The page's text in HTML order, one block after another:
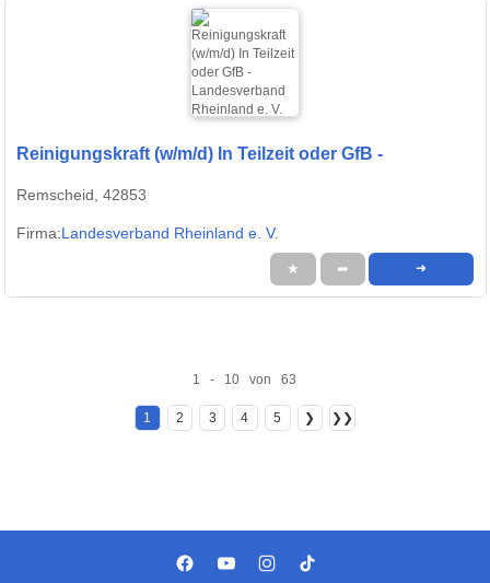
Reinigungskraft (w/m/d) In Teilzeit oder GfB -
Remscheid, 42853
Firma:Landesverband Rheinland e. V.
★ ➦ ➜
1 - 10 von 63
1 2 3 4 5 ❯ ❯❯